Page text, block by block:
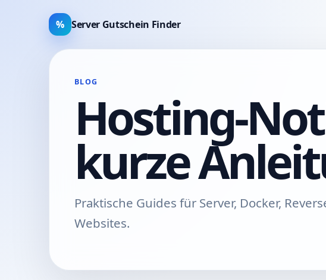
% Server Gutschein Finder
BLOG
Hosting-
kurze
Praktische Guides für Server, Docker,
Websites.